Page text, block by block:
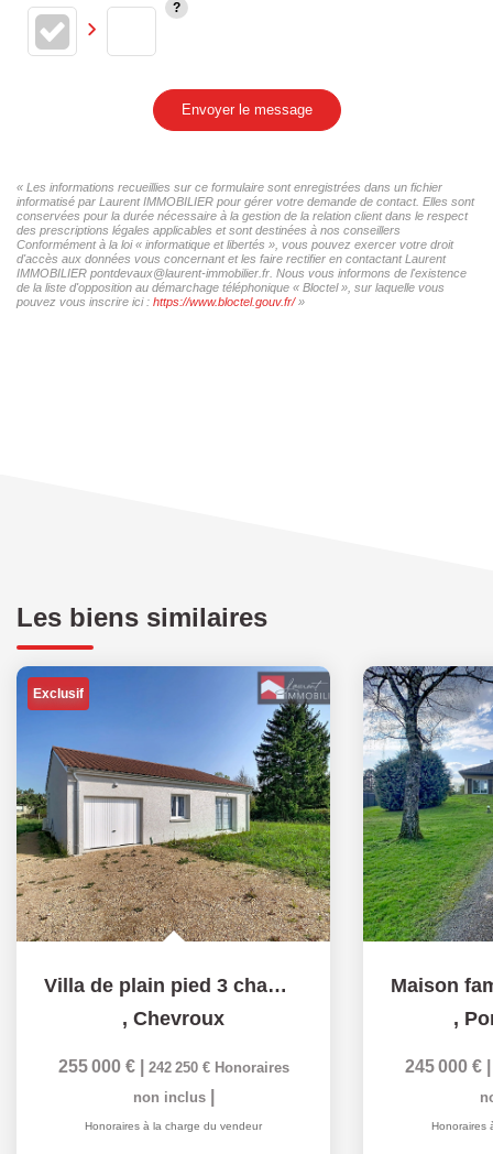
Envoyer le message
« Les informations recueillies sur ce formulaire sont enregistrées dans un fichier
informatisé par Laurent IMMOBILIER pour gérer votre demande de contact. Elles sont
conservées pour la durée nécessaire à la gestion de la relation client dans le respect
des prescriptions légales applicables et sont destinées à nos conseillers
Conformément à la loi « informatique et libertés », vous pouvez exercer votre droit
d'accès aux données vous concernant et les faire rectifier en contactant Laurent
IMMOBILIER pontdevaux@laurent-immobilier.fr. Nous vous informons de l'existence
de la liste d'opposition au démarchage téléphonique « Bloctel », sur laquelle vous
pouvez vous inscrire ici : https://www.bloctel.gouv.fr/»
Les biens similaires
Exclusif
Villa de plain pied 3 chambres + Garage - 01190 CHEVROUX
, Chevroux
255 000 € 242 250 € Honoraires
non inclus
Honoraires à la charge du vendeur
,
245 000 €
Honoraires